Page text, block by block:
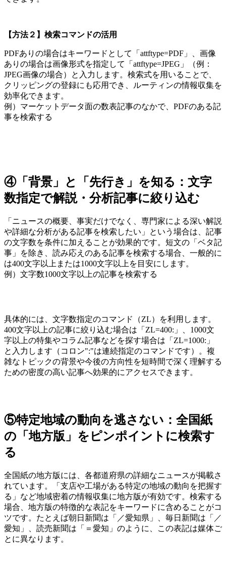
【方法２】検索コマンドの活用
PDFありの場合はキーワードとして「attftype=PDF」、画像
ありの場合は画像形式を指定して「attftype=JPEG」（例：
JPEG画像の場合）と入力します。検索式を用いることで、
クリッピングの登録にも応用でき、ルーティンの情報収集を
効率化できます。
例）マーケットデータ面の数表記事のなかで、PDFのある記
事を検索する
④「背景」と「先行き」を知る：文字
数指定で解説・分析記事に絞り込む
「ニュースの概要、事実だけでなく、専門家による深い解説
や詳細な分析がある記事を検索したい」という場合は、記事
の文字数を条件に加えることが効果的です。短文の「ベタ記
事」を除き、読み応えのある記事を検索する場合、一般的に
は400文字以上または1000文字以上を目安にします。
例）文字数1000文字以上の記事を検索する
具体的には、文字数指定のコマンド（ZL）を利用します。
400文字以上の記事に絞り込む場合は「ZL=400:」、1000文
字以上の特集やコラム記事などを探す場合は「ZL=1000:」
と入力します（コロン":"は連続指定のコマンドです）。複
雑なトピックの背景や今後の方向性を短時間で深く理解する
ための密度の高い記事へ効果的にアクセスできます。
⑤特定地域の動向を逃さない：全国紙
の「地方版」をピンポイントに検索す
る
全国紙の地方版には、各都道府県の詳細なニュースが掲載さ
れています。「支店や工場がある特定の地域の動向を把握す
る」など地域密着の情報収集に地方版が有効です。検索する
場合、地方版の特徴的な表記をキーワードに含めることがコ
ツです。たとえば朝日新聞は「／愛知県」、毎日新聞は「／
愛知」、読売新聞は「＝愛知」のように、この表記は媒体ご
とに異なります。